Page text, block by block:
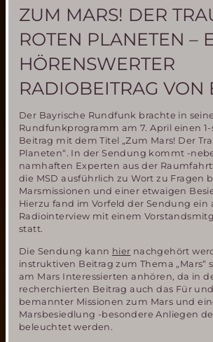
zu
Marsmissionsplänen
von
Elon
Musk
(Space
X)
ZUM MARS! DER
ROTEN PLANETEN –
HÖRENSWERTER
RADIOBEITRAG VON
Der Bayrische Rundfunk brachte in
Rundfunkprogramm am 7. April einen
Beitrag mit dem Titel „Zum Mars! Der
Planeten“. In der Sendung kommt -
namhaften Experten aus der
die MSD ausführlich zu Wort zu Fragen
Marsmissionen und einer etwaigen
Hierzu fand im Vorfeld der Sendung ein
Radiointerview mit einem
statt.
Die Sendung kann hier nachgehört
instruktiven Beitrag zum Thema „Mars“
am Mars Interessierten anhören, da in
recherchierten Beitrag auch das Für
bemannter Missionen zum Mars und
Marsbesiedlung -besondere Anliegen
beleuchtet werden.